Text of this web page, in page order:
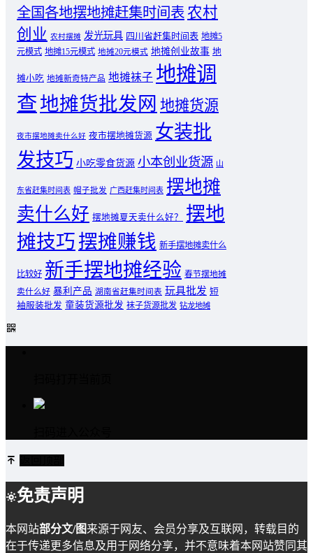
全国各地摆地摊赶集时间表 农村
创业 农村摆摊 发光玩具 四川省赶集时间表 地摊5
元模式 地摊15元模式 地摊20元模式 地摊创业故事 地
摊小吃 地摊新奇特产品 地摊袜子 地摊调
查地摊货批发网 地摊货源
夜市摆地摊卖什么好 夜市摆地摊货源 女装批
发技巧 小吃零食货源 小本创业货源 山
东省赶集时间表 帽子批发 广西赶集时间表 摆地摊
卖什么好 摆地摊夏天卖什么好？
摆地
摊技巧摆摊赚钱 新手摆地摊卖什么
比较好 新手摆地摊经验 春节摆地摊
卖什么好 暴利产品 湖南省赶集时间表 玩具批发 短
袖服装批发 童装货源批发 袜子货源批发 钻龙地摊
免责声明
本网站部分文/图来源于网友、会员分享及互联网，转载目的
在于传递更多信息及用于网络分享，并不意味着本网站赞同其